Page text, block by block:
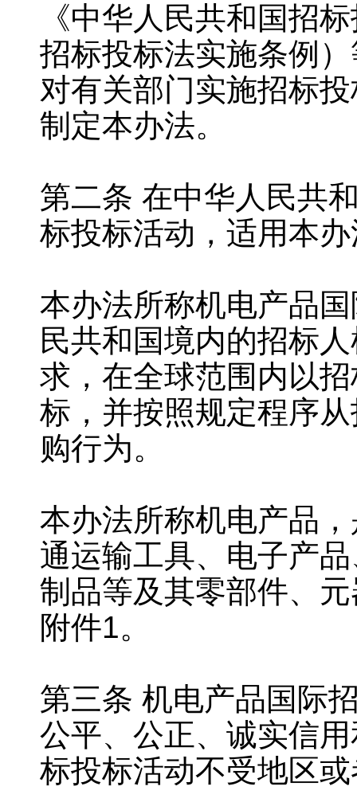
《中华人民共和国招
招标投标法实施条例
对有关部门实施招标
制定本办法。
第二条 在中华人民共
标投标活动，适用本
本办法所称机电产品
民共和国境内的招标
求，在全球范围内以
标，并按照规定程序
购行为。
本办法所称机电产品
通运输工具、电子产
制品等及其零部件、
附件1。
第三条 机电产品国际
公平、公正、诚实信
标投标活动不受地区